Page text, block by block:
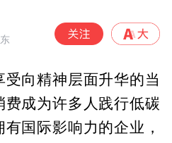
向精神层面升华的当
成为许多人践行低碳
国际影响力的企业，